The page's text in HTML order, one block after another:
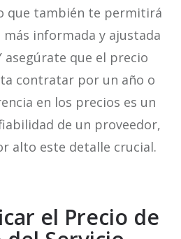
que también te permitirá
informada y ajustada
asegúrate que el precio
contratar por un año o
en los precios es un
de un proveedor,
alto este detalle crucial.
el Precio de